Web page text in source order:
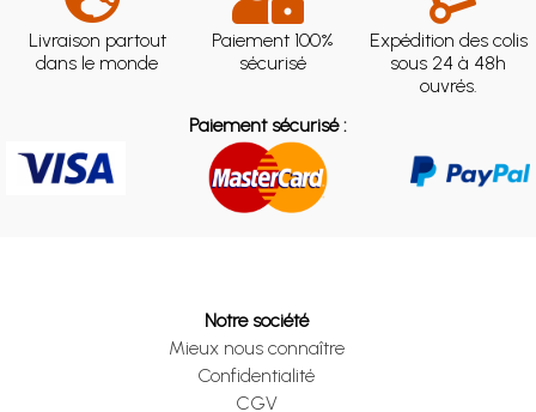
Livraison partout
dans le monde
Paiement 100%
sécurisé
Expédition des colis
sous 24 à 48h
ouvrés.
Paiement sécurisé :
Notre société
Mieux nous connaître
Confidentialité
CGV